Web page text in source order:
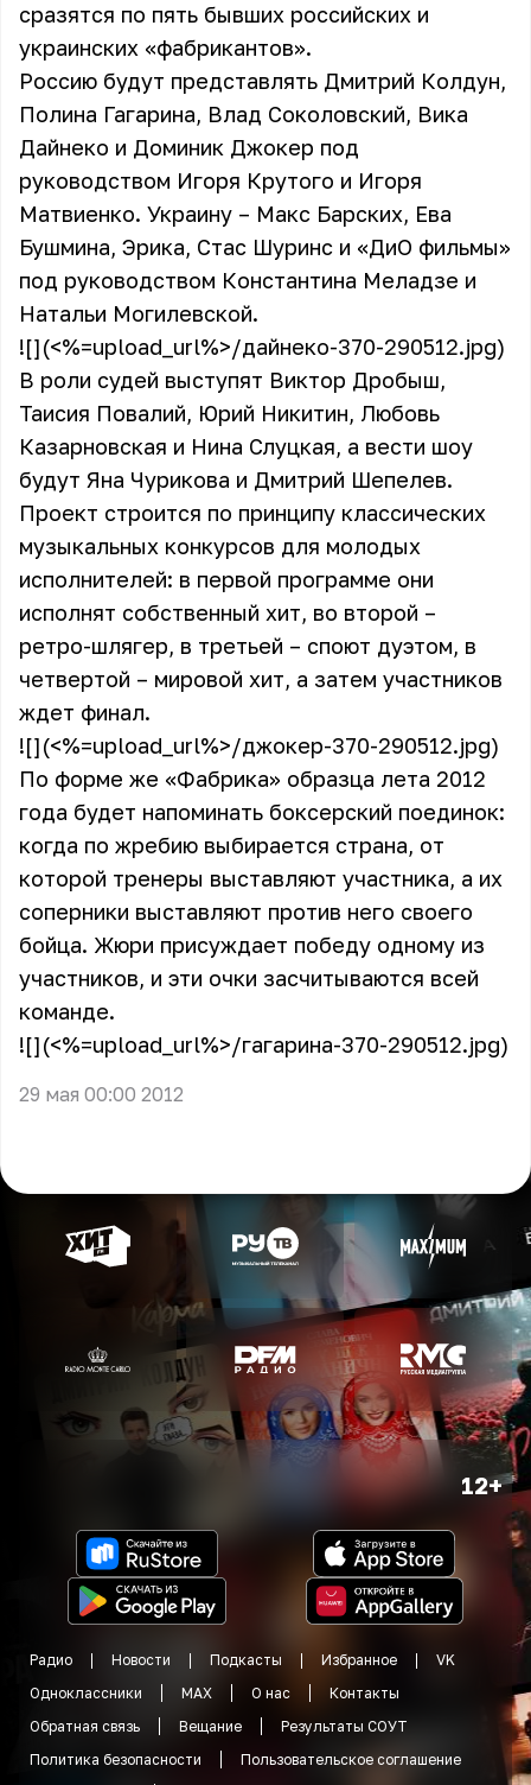
сразятся по пять бывших российских и
украинских «фабрикантов».
Россию будут представлять Дмитрий Колдун,
Полина Гагарина, Влад Соколовский, Вика
Дайнеко и Доминик Джокер под
руководством Игоря Крутого и Игоря
Матвиенко. Украину – Макс Барских, Ева
Бушмина, Эрика, Стас Шуринс и «ДиО фильмы»
под руководством Константина Меладзе и
Натальи Могилевской.
![](<%=upload_url%>/дайнеко-370-290512.jpg)
В роли судей выступят Виктор Дробыш,
Таисия Повалий, Юрий Никитин, Любовь
Казарновская и Нина Слуцкая, а вести шоу
будут Яна Чурикова и Дмитрий Шепелев.
Проект строится по принципу классических
музыкальных конкурсов для молодых
исполнителей: в первой программе они
исполнят собственный хит, во второй –
ретро-шлягер, в третьей – споют дуэтом, в
четвертой – мировой хит, а затем участников
ждет финал.
![](<%=upload_url%>/джокер-370-290512.jpg)
По форме же «Фабрика» образца лета 2012
года будет напоминать боксерский поединок:
когда по жребию выбирается страна, от
которой тренеры выставляют участника, а их
соперники выставляют против него своего
бойца. Жюри присуждает победу одному из
участников, и эти очки засчитываются всей
команде.
![](<%=upload_url%>/гагарина-370-290512.jpg)
29 мая 00:00 2012
12+
Радио Новости Подкасты Избранное
VK
Одноклассники
MAX О нас
Контакты
Обратная связь
Вещание
Результаты СОУТ
Политика безопасности
Пользовательское соглашение